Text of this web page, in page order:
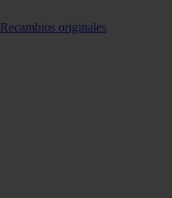
Recambios originales